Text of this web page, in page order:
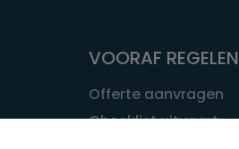
VOORAF REGELEN
Offerte aanvragen
Checklist uitvaart